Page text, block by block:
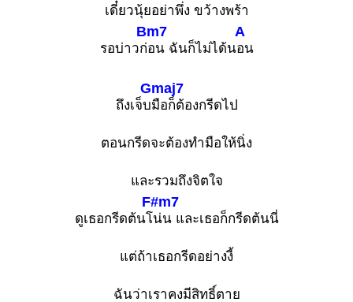
เดี๋ยวนุ้ยอย่าพึ่ง ขว้างพร้า
รอบ่าวก่
Bm7
อน ฉันก็ไม่ได้น
A
อน
ถึงเจ็บ
Gmaj7
มือก็ต้องกรีดไป
ตอนกรีดจะต้องทำมือให้นิ่ง
และรวมถึงจิตใจ
ดูเธอกรีดต้นโ
F#m7
น่น และเธอก็กรีดต้นนี่
แต่ถ้าเธอกรีดอย่างงี้
ฉันว่าเราคงมีสิทธิ์ตาย